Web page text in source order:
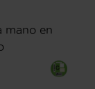
mano en